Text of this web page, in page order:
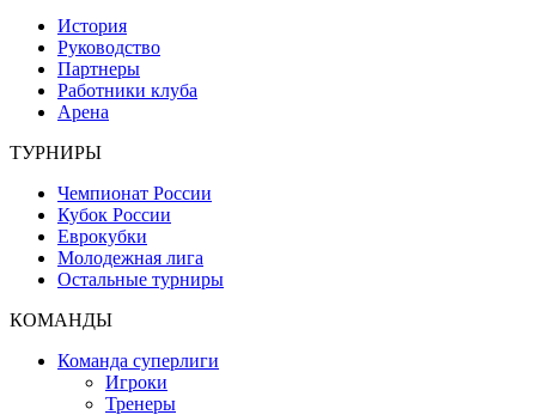
История
Руководство
Партнеры
Работники клуба
Арена
ТУРНИРЫ
Чемпионат России
Кубок России
Еврокубки
Молодежная лига
Остальные турниры
КОМАНДЫ
Команда суперлиги
Игроки
Тренеры